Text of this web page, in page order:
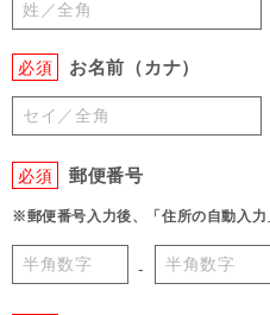
必須 お名前（カナ）
必須 郵便番号
※郵便番号入力後、「住所の自動入力
-